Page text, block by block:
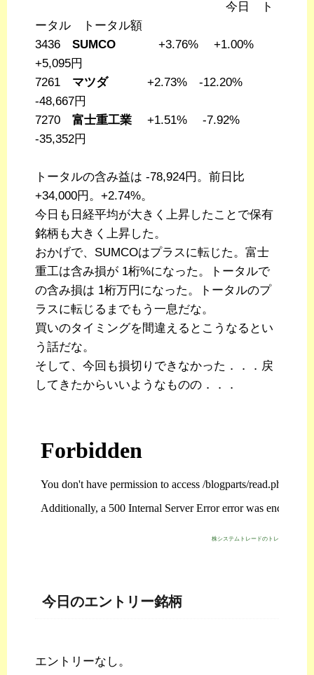
今日 ト
ータル トータル額
3436 SUMCO +3.76% +1.00%
+5,095円
7261 マツダ+2.73% -12.20%
-48,667円
7270 富士重工業 +1.51% -7.92%
-35,352円
トータルの含み益は -78,924円。前日比
+34,000円。+2.74%。
今日も日経平均が大きく上昇したことで保有
銘柄も大きく上昇した。
おかげで、SUMCOはプラスに転じた。富士
重工は含み損が 1桁%になった。トータルで
の含み損は 1桁万円になった。トータルのプ
ラスに転じるまでもう一息だな。
買いのタイミングを間違えるとこうなるとい
う話だな。
そして、今回も損切りできなかった．．．戻
してきたからいいようなものの．．．
株システムトレードのトレジスタ・ス
今日のエントリー銘柄
エントリーなし。